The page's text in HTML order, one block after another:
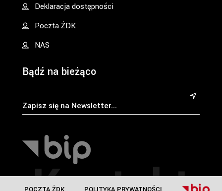
Deklaracja dostępności
Poczta ŻDK
NAS
Bądź na bieżąco
&